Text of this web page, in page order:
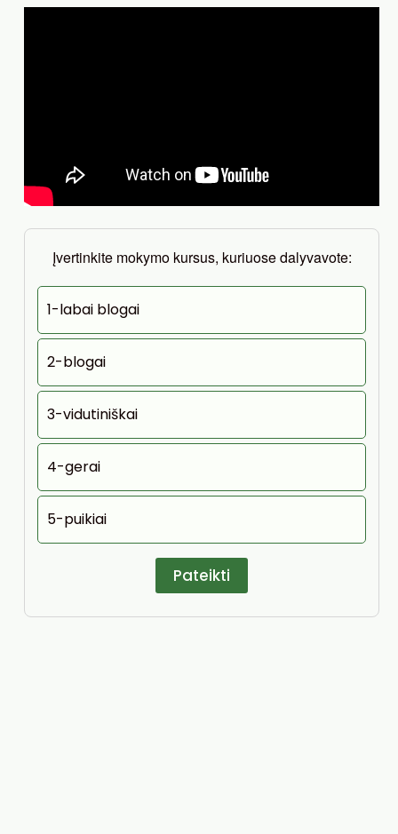
Įvertinkite mokymo kursus, kuriuose dalyvavote:
1-labai blogai
2-blogai
3-vidutiniškai
4-gerai
5-puikiai